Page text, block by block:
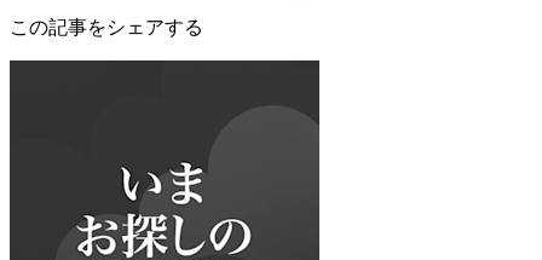
この記事をシェアする